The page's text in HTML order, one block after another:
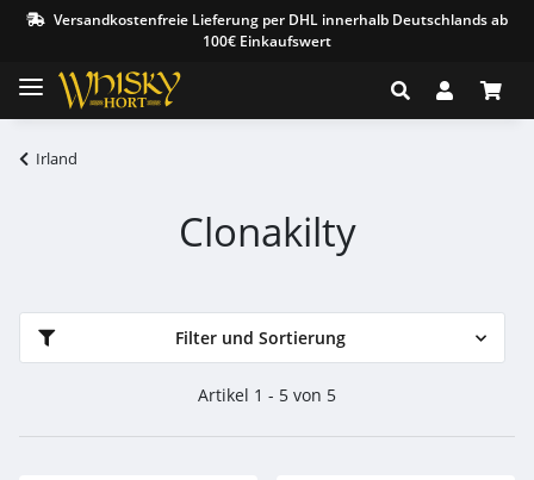
Versandkostenfreie Lieferung per DHL innerhalb Deutschlands ab
100€ Einkaufswert
Irland
Clonakilty
Filter und Sortierung
Artikel 1 - 5 von 5